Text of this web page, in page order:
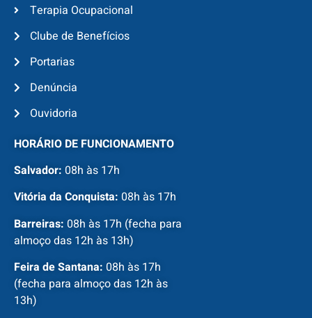
Terapia Ocupacional
Clube de Benefícios
Portarias
Denúncia
Ouvidoria
HORÁRIO DE FUNCIONAMENTO
Salvador: 08h às 17h
Vitória da Conquista: 08h às 17h
Barreiras: 08h às 17h (fecha para
almoço das 12h às 13h)
Feira de Santana: 08h às 17h
(fecha para almoço das 12h às
13h)